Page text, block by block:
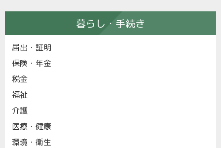
暮らし・手続き
届出・証明
保険・年金
税金
福祉
介護
医療・健康
環境・衛生